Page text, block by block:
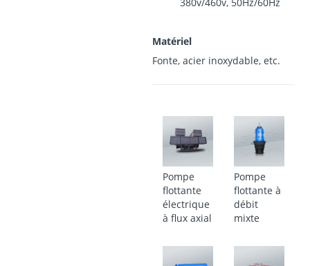
Matériel
Fonte, acier inoxydable, etc.
Pompe
flottante
électrique
à flux axial
Pompe
flottante à
débit
mixte